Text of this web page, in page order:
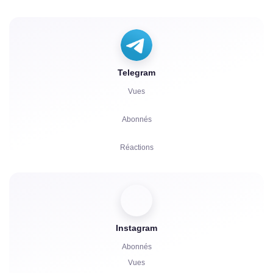
Votes
Écoutes
Telegram
Vues
Abonnés
Réactions
Lancement du Bot
Commentaires
Instagram
Abonnés
Vues